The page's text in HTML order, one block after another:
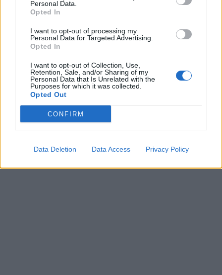
Personal Data.
Opted In
I want to opt-out of processing my
Personal Data for Targeted Advertising.
Opted In
I want to opt-out of Collection, Use,
Retention, Sale, and/or Sharing of my
Personal Data that Is Unrelated with the
Purposes for which it was collected.
Opted Out
CONFIRM
Data Deletion Data Access Privacy Policy
och brynt smör
En läcker och smakrik rätt med grillad sparris, hackat ägg,
ansjovis, rostad kavring och brynt smör.